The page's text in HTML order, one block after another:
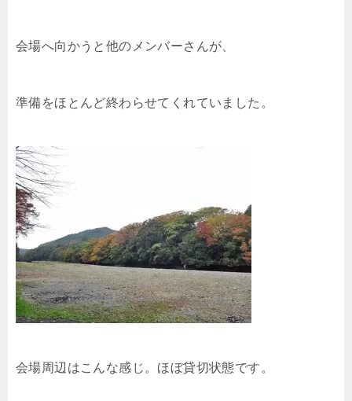
会場へ向かうと他のメンバーさんが、
準備をほとんど終わらせてくれていました。
会場周辺はこんな感じ。ほぼ貸切状態です。